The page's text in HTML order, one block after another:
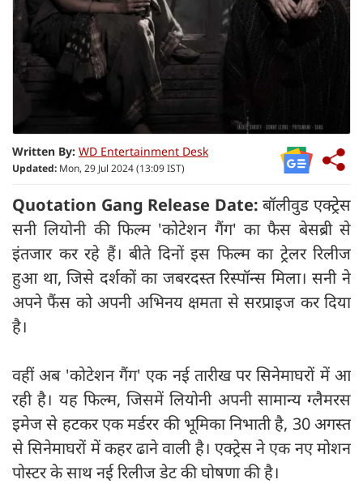
Written By: WD Entertainment Desk
Updated: Mon, 29 Jul 2024 (13:09 IST)
Quotation Gang Release Date: बॉलीवुड एक्ट्रेस
सनी लियोनी की फिल्म 'कोटेशन गैंग' का फैस बेसब्री से
इंतजार कर रहे हैं। बीते दिनों इस फिल्म का ट्रेलर रिलीज
हुआ था, जिसे दर्शकों का जबरदस्त रिस्पॉन्स मिला। सनी ने
अपने फैंस को अपनी अभिनय क्षमता से सरप्राइज कर दिया
है।
वहीं अब 'कोटेशन गैंग' एक नई तारीख पर सिनेमाघरों में आ
रही है। यह फिल्म, जिसमें लियोनी अपनी सामान्य ग्लैमरस
इमेज से हटकर एक मर्डरर की भूमिका निभाती है, 30 अगस्त
से सिनेमाघरों में कहर ढाने वाली है। एक्ट्रेस ने एक नए मोशन
पोस्टर के साथ नई रिलीज डेट की घोषणा की है।